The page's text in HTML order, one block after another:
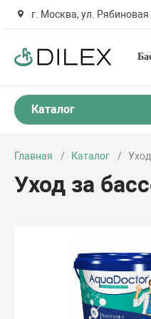
г. Москва, ул. Рябиновая
Каталог
Главная Каталог
Уход за